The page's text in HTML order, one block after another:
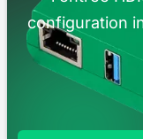
configuration